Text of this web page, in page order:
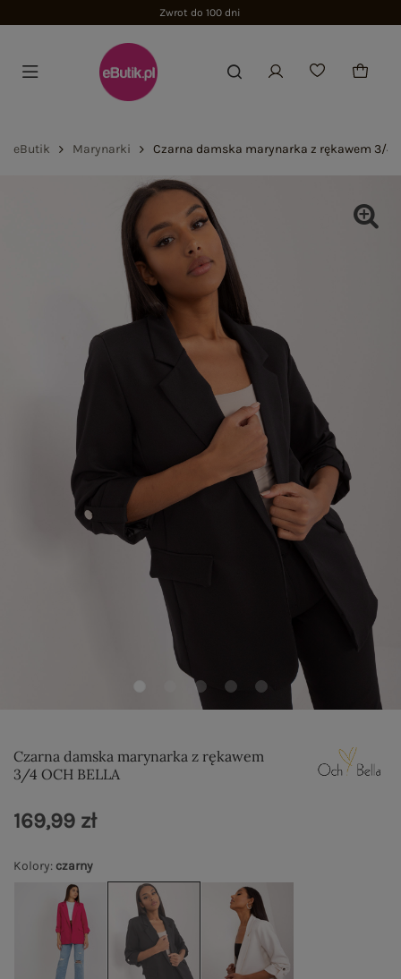
Zwrot do 100 dni
eButik Marynarki Czarna damska marynarka z rękawem 3/4
Czarna damska marynarka z rękawem
3/4 OCH BELLA
Kolory: czarny
169,99 zł